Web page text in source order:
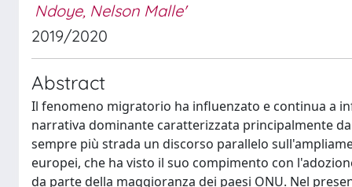
Ndoye, Nelson Malle'
2019/2020
Abstract
Il fenomeno migratorio ha influenzato e continua a
narrativa dominante caratterizzata principalmente
sempre più strada un discorso parallelo
europei, che ha visto il suo compimento con
da parte della maggioranza dei paesi ONU. Nel